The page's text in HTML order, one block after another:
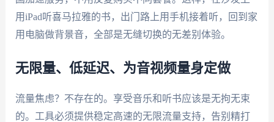
用iPad听喜马拉雅的书，出门路上用手机接着听，回到家
用电脑做背景音，全部是无缝切换的无差别体验。
无限量、低延迟、为音视频量身定做
流量焦虑？不存在的。享受音乐和听书应该是无拘无束
的。工具必须提供稳定高速的无限流量支持，告别精打